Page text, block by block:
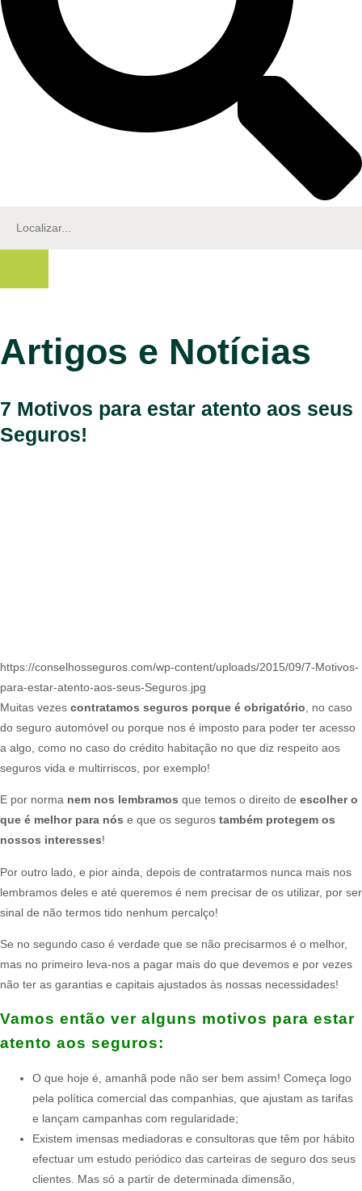
Artigos e Notícias
7 Motivos para estar atento aos seus
Seguros!
https://conselhosseguros.com/wp-content/uploads/2015/09/7-Motivos-
para-estar-atento-aos-seus-Seguros.jpg
Muitas vezes contratamos seguros porque é obrigatório , no caso
do seguro automóvel ou porque nos é imposto para poder ter acesso
a algo, como no caso do crédito habitação no que diz respeito aos
seguros vida e multirriscos, por exemplo!​
E por norma nem nos lembramos que temos o direito de escolher o
que é melhor para nós e que os seguros também protegem os
nossos interesses!​
Por outro lado, e pior ainda, depois de contratarmos nunca mais nos
lembramos deles e até queremos é nem precisar de os utilizar, por ser
sinal de não termos tido nenhum percalço!​
Se no segundo caso é verdade que se não precisarmos é o melhor,
mas no primeiro leva-nos a pagar mais do que devemos e por vezes
não ter as garantias e capitais ajustados às nossas necessidades!​
Vamos então ver alguns motivos para estar
atento aos seguros:​
O que hoje é, amanhã pode não ser bem assim! Começa logo
pela política comercial das companhias, que ajustam as tarifas
e lançam campanhas com regularidade;
Existem imensas mediadoras e consultoras que têm por hábito
efectuar um estudo periódico das carteiras de seguro dos seus
clientes. Mas só a partir de determinada dimensão,